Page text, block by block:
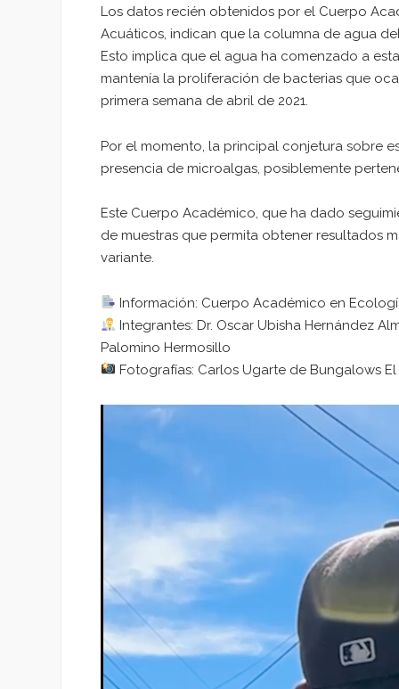
Los datos recién obtenidos por el Cuerpo
Acuáticos, indican que la columna de agua
Esto implica que el agua ha comenzado a
mantenía la proliferación de bacterias que
primera semana de abril de 2021.
Por el momento, la principal conjetura sobre
presencia de microalgas, posiblemente
Este Cuerpo Académico, que ha dado
de muestras que permita obtener resultados
variante.
Información: Cuerpo Académico en
Integrantes: Dr. Oscar Ubisha Hernández
Palomino Hermosillo
Fotografías: Carlos Ugarte de Bungalows
Reproductor